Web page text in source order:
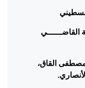
القاضــــــي
مصطفى القاق،